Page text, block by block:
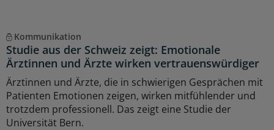
Kommunikation
Studie aus der Schweiz zeigt: Emotionale
Ärztinnen und Ärzte wirken vertrauenswürdiger
Ärztinnen und Ärzte, die in schwierigen Gesprächen mit
Patienten Emotionen zeigen, wirken mitfühlender und
trotzdem professionell. Das zeigt eine Studie der
Universität Bern.